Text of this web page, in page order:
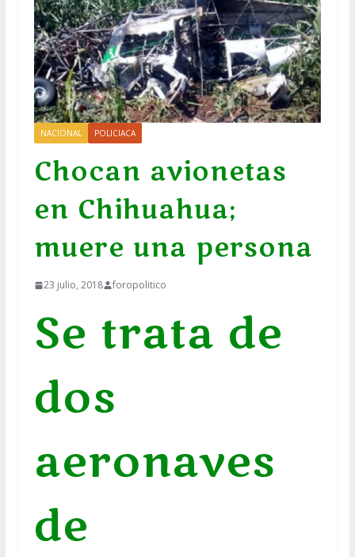
NACIONAL POLICIACA
Chocan avionetas
en Chihuahua;
muere una persona
23 julio, 2018 foropolitico
Se trata de
dos
aeronaves
de